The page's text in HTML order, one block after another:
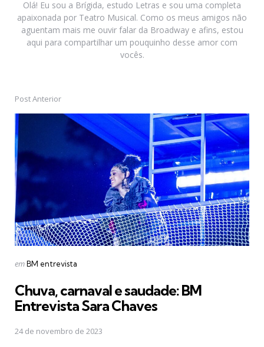
Olá! Eu sou a Brígida, estudo Letras e sou uma completa
apaixonada por Teatro Musical. Como os meus amigos não
aguentam mais me ouvir falar da Broadway e afins, estou
aqui para compartilhar um pouquinho desse amor com
vocês.
Post
navigation
Post Anterior
Postado
emBM entrevista
Chuva, carnaval e saudade: BM
Entrevista Sara Chaves
24 de novembro de 2023